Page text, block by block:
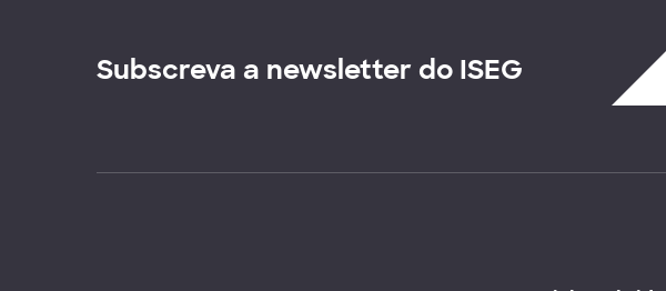
Subscreva a newsletter do ISEG